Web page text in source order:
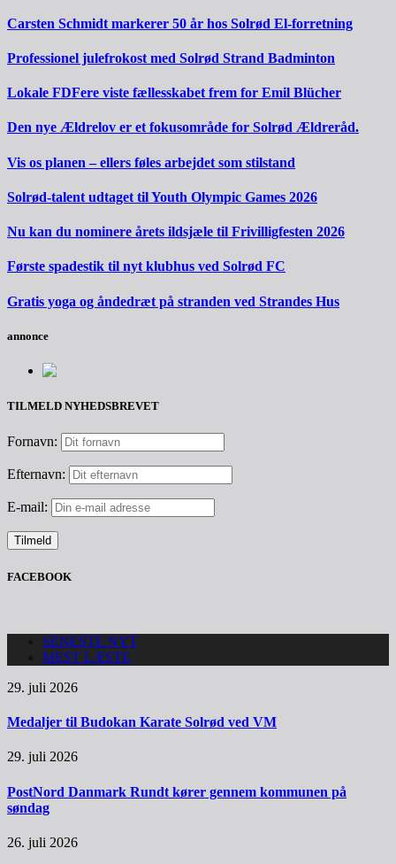
Carsten Schmidt markerer 50 år hos Solrød El-forretning
Professionel julefrokost med Solrød Strand Badminton
Lokale FDFere viste fællesskabet frem for Emil Blücher
Den nye Ældrelov er et fokusområde for Solrød Ældreråd.
Vis os planen – ellers føles arbejdet som stilstand
Solrød-talent udtaget til Youth Olympic Games 2026
Nu kan du nominere årets ildsjæle til Frivilligfesten 2026
Første spadestik til nyt klubhus ved Solrød FC
Gratis yoga og åndedræt på stranden ved Strandes Hus
annonce
TILMELD NYHEDSBREVET
Fornavn:
Efternavn:
E-mail:
FACEBOOK
SENESTE NYT
MEST LÆSTE
29. juli 2026
Medaljer til Budokan Karate Solrød ved VM
29. juli 2026
PostNord Danmark Rundt kører gennem kommunen på
søndag
26. juli 2026